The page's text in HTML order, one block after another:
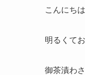
こんにち
明るくて
御茶漬わ